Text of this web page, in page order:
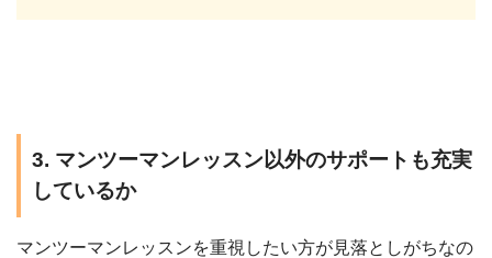
3. マンツーマンレッスン以外のサポートも充実
しているか
マンツーマンレッスンを重視したい方が見落としがちなの